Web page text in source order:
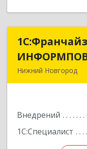
Нижний Новгород
Внедрений
1С:Специалист